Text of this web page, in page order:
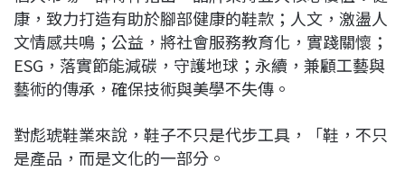
康，致力打造有助於腳部健康的鞋款；人文，激盪人
文情感共鳴；公益，將社會服務教育化，實踐關懷；
ESG，落實節能減碳，守護地球；永續，兼顧工藝與
藝術的傳承，確保技術與美學不失傳。
對彪琥鞋業來說，鞋子不只是代步工具，「鞋，不只
是產品，而是文化的一部分。